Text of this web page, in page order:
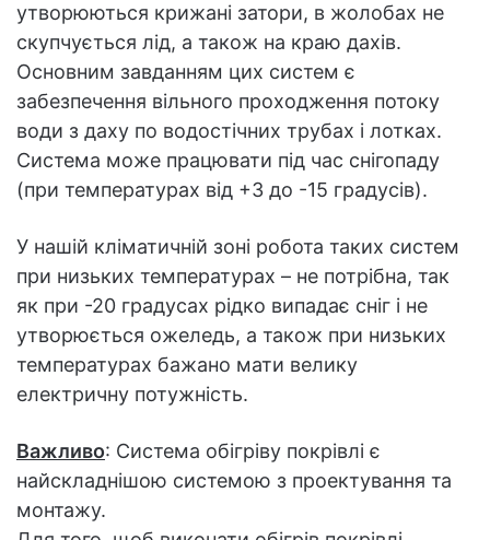
утворюються крижані затори, в жолобах не
скупчується лід, а також на краю дахів.
Основним завданням цих систем є
забезпечення вільного проходження потоку
води з даху по водостічних трубах і лотках.
Система може працювати під час снігопаду
(при температурах від +3 до -15 градусів).
У нашій кліматичній зоні робота таких систем
при низьких температурах – не потрібна, так
як при -20 градусах рідко випадає сніг і не
утворюється ожеледь, а також при низьких
температурах бажано мати велику
електричну потужність.
Важливо: Система обігріву покрівлі є
найскладнішою системою з проектування та
монтажу.